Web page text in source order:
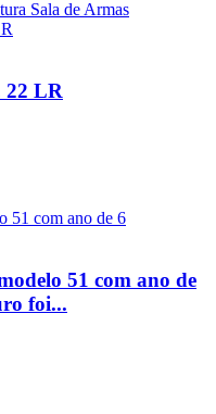
22 LR
51 com ano de
foi...